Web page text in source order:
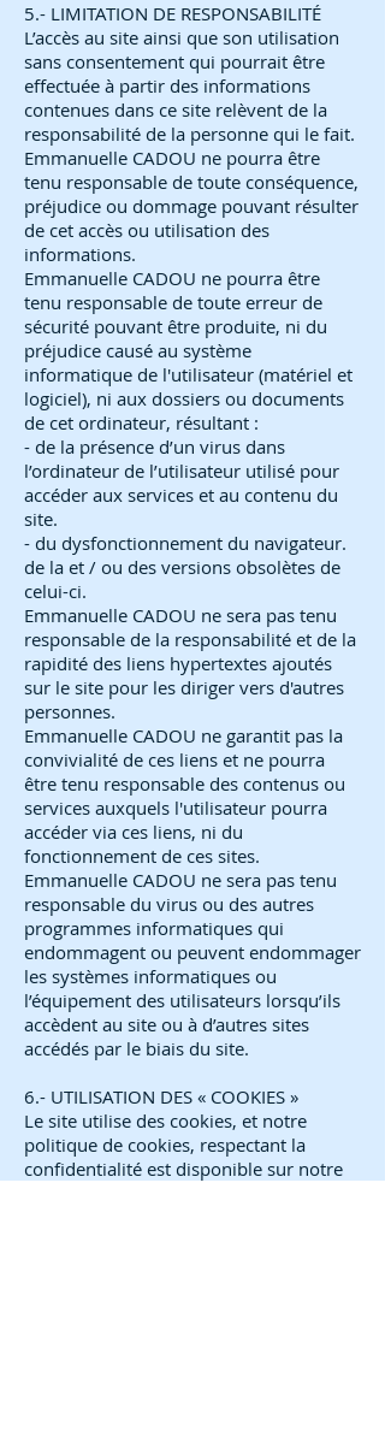
5.- LIMITATION DE RESPONSABILITÉ
L’accès au site ainsi que son utilisation
sans consentement qui pourrait être
effectuée à partir des informations
contenues dans ce site relèvent de la
responsabilité de la personne qui le fait.
Emmanuelle CADOU ne pourra être
tenu responsable de toute conséquence,
préjudice ou dommage pouvant résulter
de cet accès ou utilisation des
informations.
Emmanuelle CADOU ne pourra être
tenu responsable de toute erreur de
sécurité pouvant être produite, ni du
préjudice causé au système
informatique de l'utilisateur (matériel et
logiciel), ni aux dossiers ou documents
de cet ordinateur, résultant :
- de la présence d’un virus dans
l’ordinateur de l’utilisateur utilisé pour
accéder aux services et au contenu du
site.
- du dysfonctionnement du navigateur.
de la et / ou des versions obsolètes de
celui-ci.
Emmanuelle CADOU ne sera pas tenu
responsable de la responsabilité et de la
rapidité des liens hypertextes ajoutés
sur le site pour les diriger vers d'autres
personnes.
Emmanuelle CADOU ne garantit pas la
convivialité de ces liens et ne pourra
être tenu responsable des contenus ou
services auxquels l'utilisateur pourra
accéder via ces liens, ni du
fonctionnement de ces sites.
Emmanuelle CADOU ne sera pas tenu
responsable du virus ou des autres
programmes informatiques qui
endommagent ou peuvent endommager
les systèmes informatiques ou
l’équipement des utilisateurs lorsqu’ils
accèdent au site ou à d’autres sites
accédés par le biais du site.
6.- UTILISATION DES « COOKIES »
Le site utilise des cookies, et notre
politique de cookies, respectant la
confidentialité est disponible sur notre